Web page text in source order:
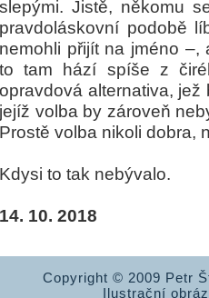
slepými. Jistě, někomu
pravdoláskovní podobě
nemohli přijít na jméno
to tam hází spíše z
opravdová alternativa,
jejíž volba by zároveň
Prostě volba nikoli dobra,
Kdysi to tak nebývalo.
14. 10. 2018
Copyright © 2009 Petr
Ilustrační